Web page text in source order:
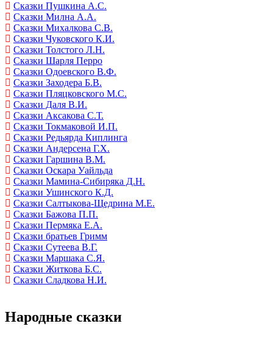
Сказки Пушкина А.С.
Сказки Милна А.А.
Сказки Михалкова С.В.
Сказки Чуковского К.И.
Сказки Толстого Л.Н.
Сказки Шарля Перро
Сказки Одоевского В.Ф.
Сказки Заходера Б.В.
Сказки Пляцковского М.С.
Сказки Даля В.И.
Сказки Аксакова С.Т.
Сказки Токмаковой И.П.
Сказки Редьярда Киплинга
Сказки Андерсена Г.Х.
Сказки Гаршина В.М.
Сказки Оскара Уайльда
Сказки Мамина-Сибиряка Д.Н.
Сказки Ушинского К.Д.
Сказки Салтыкова-Щедрина М.Е.
Сказки Бажова П.П.
Сказки Пермяка Е.А.
Сказки братьев Гримм
Сказки Сутеева В.Г.
Сказки Маршака С.Я.
Сказки Житкова Б.С.
Сказки Сладкова Н.И.
Народные сказки